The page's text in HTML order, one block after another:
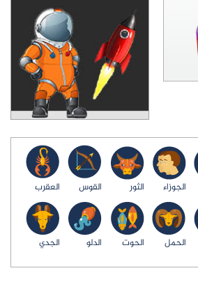
الجوزاء الثور القوس العقرب
الحمل الحوت الدلو الجدي